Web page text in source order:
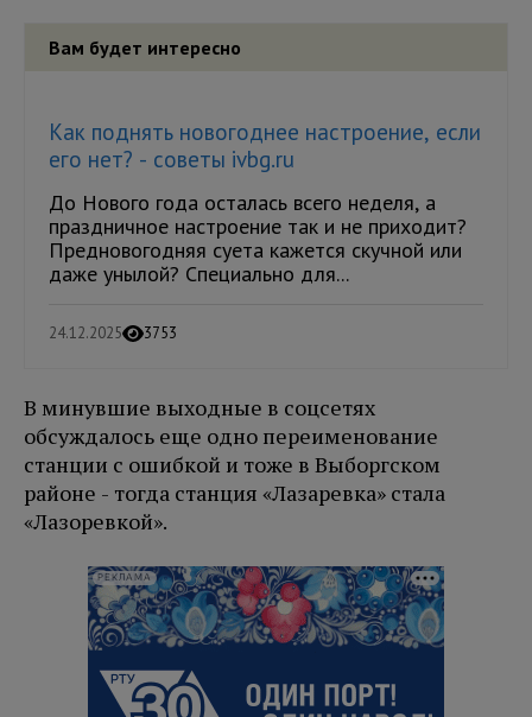
Вам будет интересно
Как поднять новогоднее настроение, если
его нет? - советы ivbg.ru
До Нового года осталась всего неделя, а
праздничное настроение так и не приходит?
Предновогодняя суета кажется скучной или
даже унылой? Специально для...
24.12.2025 3753
В минувшие выходные в соцсетях
обсуждалось еще одно переименование
станции с ошибкой и тоже в Выборгском
районе - тогда станция «Лазаревка» стала
«Лазоревкой».
РЕКЛАМА